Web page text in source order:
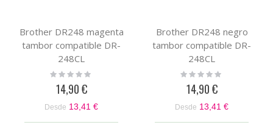
Brother DR248 magenta
tambor compatible DR-
248CL
Rating:
14,90 €
Desde 13,41 €
Brother DR248 negro
tambor compatible DR-
248CL
Rating:
14,90 €
Desde 13,41 €